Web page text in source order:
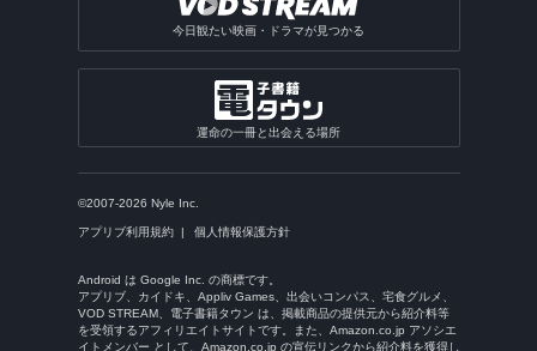
今日観たい映画・ドラマが見つかる
運命の一冊と出会える場所
©2007-2026 Nyle Inc.
アプリブ利用規約 個人情報保護方針
Android は Google Inc. の商標です。
アプリブ、カイドキ、Appliv Games、出会いコンパス、宅食グルメ、
VOD STREAM、電子書籍タウン は、掲載商品の提供元から紹介料等
を受領するアフィリエイトサイトです。また、Amazon.co.jp アソシエ
イトメンバー として、Amazon.co.jp の宣伝リンクから紹介料を獲得し